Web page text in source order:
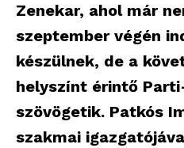
Zenekar, ahol már
szeptember végén
készülnek, de a
helyszínt érintő
szövögetik. Patkós
szakmai